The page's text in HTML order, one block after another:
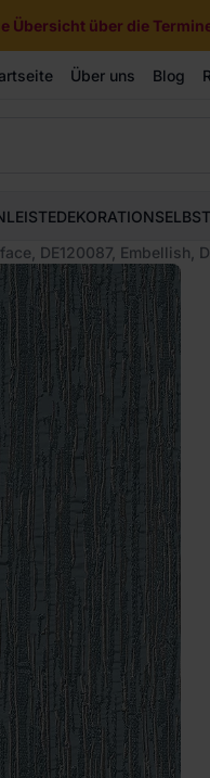
Übersicht über die
Über uns Blog
LEISTEDEKORATION
DE120087, Embellish,